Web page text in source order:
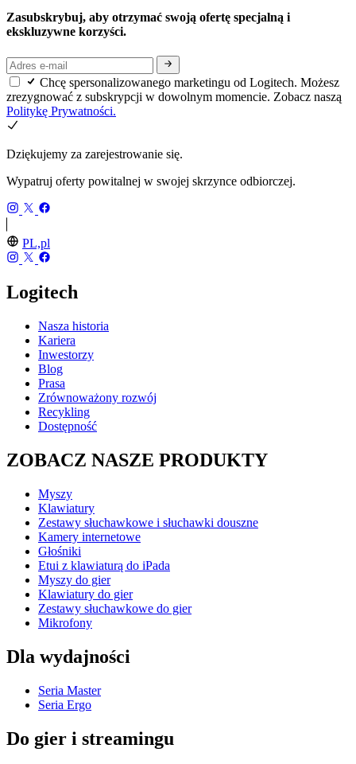
Zasubskrybuj, aby otrzymać swoją ofertę specjalną i
ekskluzywne korzyści.
Chcę spersonalizowanego marketingu od Logitech. Możesz
zrezygnować z subskrypcji w dowolnym momencie. Zobacz naszą
Politykę Prywatności.
Dziękujemy za zarejestrowanie się.
Wypatruj oferty powitalnej w swojej skrzynce odbiorczej.
PL,pl
Logitech
Nasza historia
Kariera
Inwestorzy
Blog
Prasa
Zrównoważony rozwój
Recykling
Dostępność
ZOBACZ NASZE PRODUKTY
Myszy
Klawiatury
Zestawy słuchawkowe i słuchawki douszne
Kamery internetowe
Głośniki
Etui z klawiaturą do iPada
Myszy do gier
Klawiatury do gier
Zestawy słuchawkowe do gier
Mikrofony
Dla wydajności
Seria Master
Seria Ergo
Do gier i streamingu